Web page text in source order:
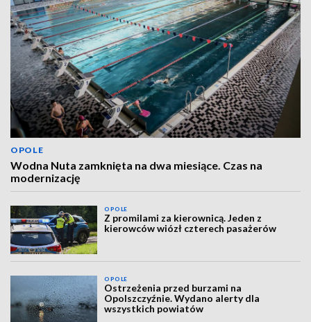
OPOLE
Wodna Nuta zamknięta na dwa miesiące. Czas na
modernizację
OPOLE
Z promilami za kierownicą. Jeden z
kierowców wiózł czterech pasażerów
OPOLE
Ostrzeżenia przed burzami na
Opolszczyźnie. Wydano alerty dla
wszystkich powiatów